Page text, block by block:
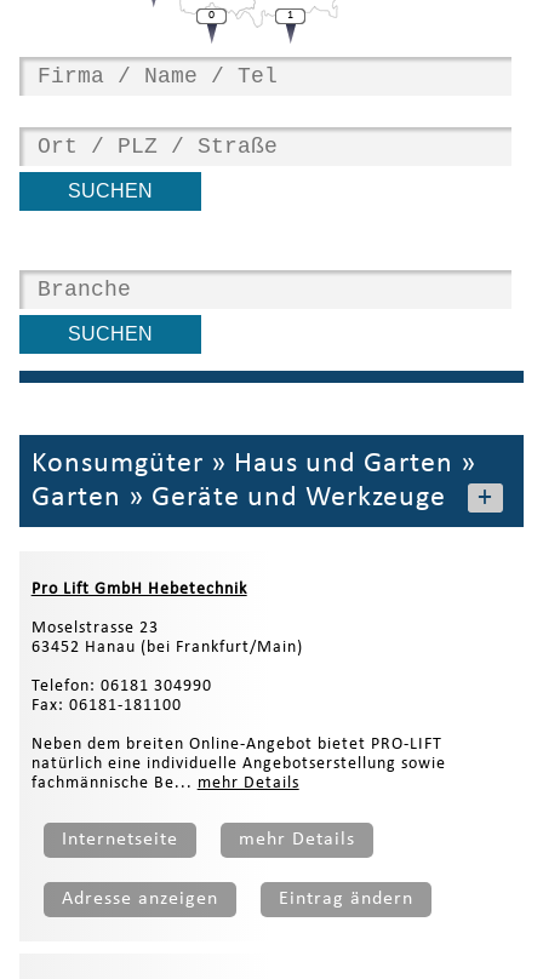
0 1
Konsumgüter » Haus und Garten »
Garten » Geräte und Werkzeuge +
Pro Lift GmbH Hebetechnik
Moselstrasse 23
63452 Hanau (bei Frankfurt/Main)
Telefon: 06181 304990
Fax: 06181-181100
Neben dem breiten Online-Angebot bietet PRO-LIFT
natürlich eine individuelle Angebotserstellung sowie
fachmännische Be... mehr Details
Internetseite mehr Details
Adresse anzeigen Eintrag ändern